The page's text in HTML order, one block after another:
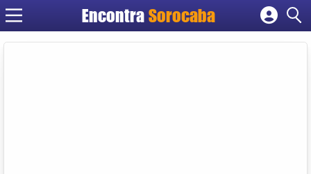
EncontraSorocaba
Cadastrar empresa